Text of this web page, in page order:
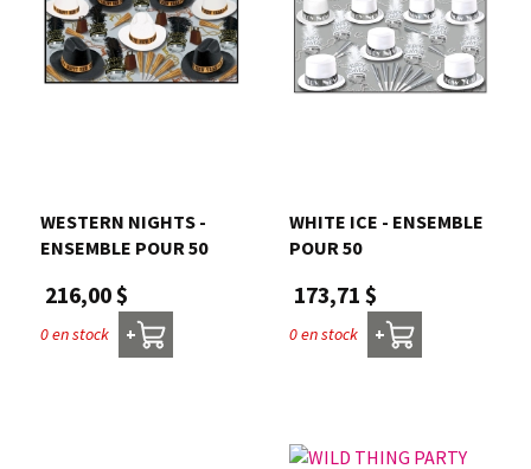
WESTERN NIGHTS -
ENSEMBLE POUR 50
216,00 $
0 en stock +
WHITE ICE - ENSEMBLE
POUR 50
173,71 $
0 en stock +